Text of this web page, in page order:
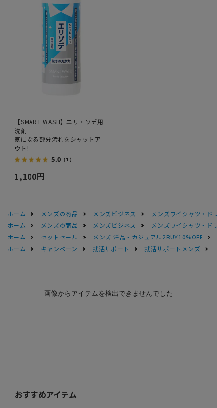
【SMART WASH】エリ・ソデ用
洗剤
気になる部分汚れをシャットア
ウト!
5.0 （1）
1,100円
ホーム メンズの商品 メンズビジネス
メンズワイシャツ・ド
ホーム
メンズの商品 メンズビジネス
メンズワイシャツ・ド
ホーム
セットセール
メンズ 洋品・カジュアル2BUY10%OFF
ホーム
キャンペーン 就活サポート 就活サポートメンズ